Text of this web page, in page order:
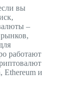
вы
–
работают
Ethereum и